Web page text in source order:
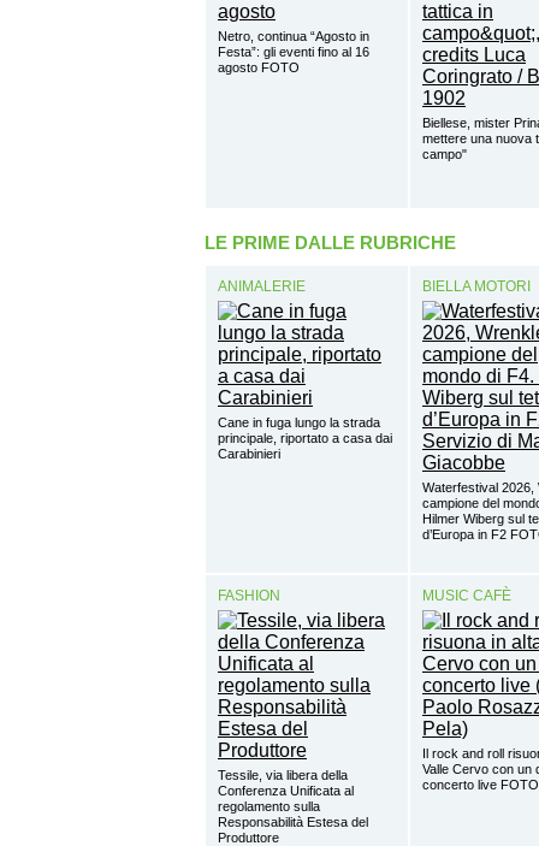
Netro, continua “Agosto in
Festa”: gli eventi fino al 16
agosto FOTO
Biellese, mister
mettere una nuova
campo"
LE PRIME DALLE RUBRICHE
ANIMALERIE
Cane in fuga lungo la strada
principale, riportato a casa dai
Carabinieri
BIELLA MOTORI
Waterfestival 2026,
campione del
Hilmer Wiberg sul
d’Europa in F2
FASHION
Tessile, via libera della
Conferenza Unificata al
regolamento sulla
Responsabilità Estesa del
Produttore
MUSIC CAFÈ
Il rock and roll
Valle Cervo con un
concerto live FOTO